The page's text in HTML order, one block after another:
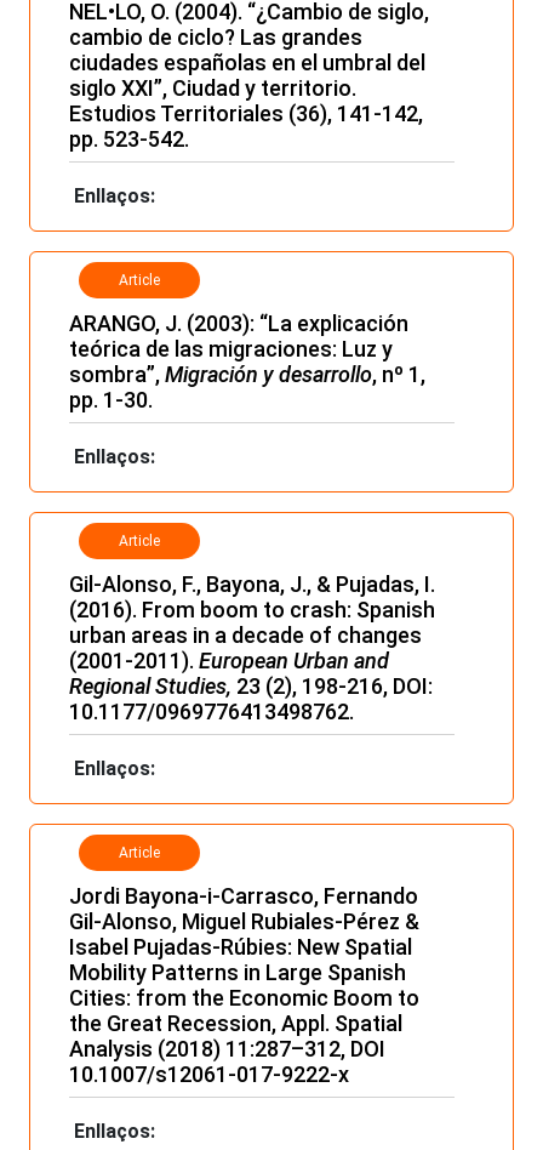
NEL•LO, O. (2004). “¿Cambio de siglo,
cambio de ciclo? Las grandes
ciudades españolas en el umbral del
siglo XXI”, Ciudad y territorio.
Estudios Territoriales (36), 141-142,
pp. 523-542.
Enllaços:
Article
ARANGO, J. (2003): “La explicación
teórica de las migraciones: Luz y
sombra”,Migración y desarrollo, nº 1,
pp. 1-30.
Enllaços:
Article
Gil-Alonso, F., Bayona, J., & Pujadas, I.
(2016). From boom to crash: Spanish
urban areas in a decade of changes
(2001-2011). European Urban and
Regional Studies, 23 (2), 198-216, DOI:
10.1177/0969776413498762.
Enllaços:
Article
Jordi Bayona-i-Carrasco, Fernando
Gil-Alonso, Miguel Rubiales-Pérez &
Isabel Pujadas-Rúbies: New Spatial
Mobility Patterns in Large Spanish
Cities: from the Economic Boom to
the Great Recession, Appl. Spatial
Analysis (2018) 11:287–312, DOI
10.1007/s12061-017-9222-x
Enllaços: